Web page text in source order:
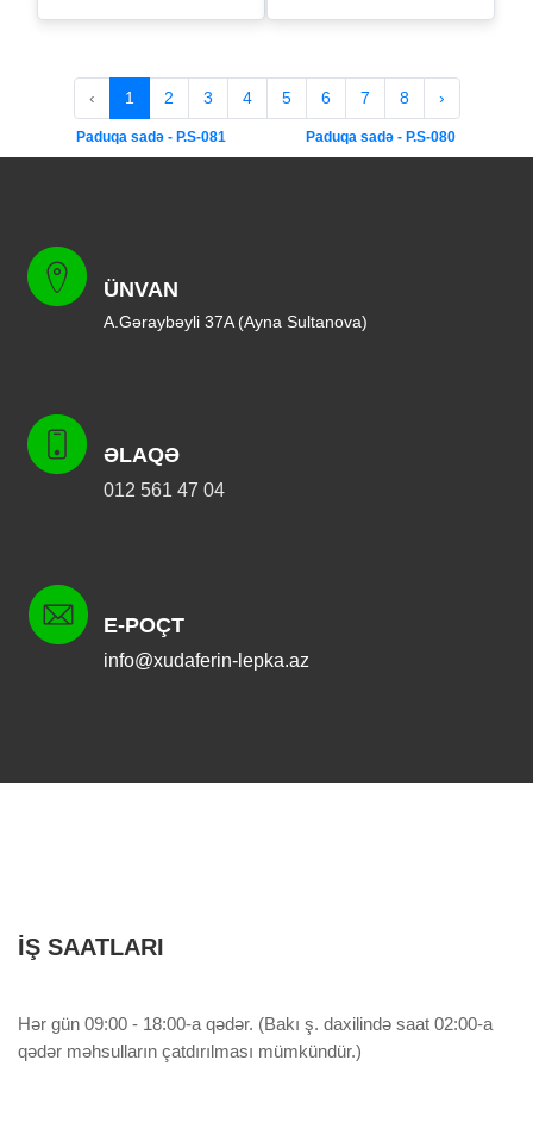
Paduqa sadə - P.S-081 Paduqa sadə - P.S-080
‹ 1 2 3 4 5 6 7 8 ›
ÜNVAN
A.Gəraybəyli 37A (Ayna Sultanova)
ƏLAQƏ
012 561 47 04
E-POÇT
info@xudaferin-lepka.az
İŞ SAATLARI
Hər gün 09:00 - 18:00-a qədər. (Bakı ş. daxilində saat 02:00-a
qədər məhsulların çatdırılması mümkündür.)